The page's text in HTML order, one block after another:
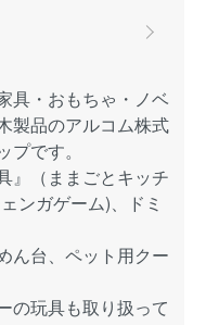
具・おもちゃ・ノベ
製品のアルコム株式
です。
』（ままごとキッチ
ンガゲーム)、ドミ
ん台、ペット用クー
の玩具も取り扱って